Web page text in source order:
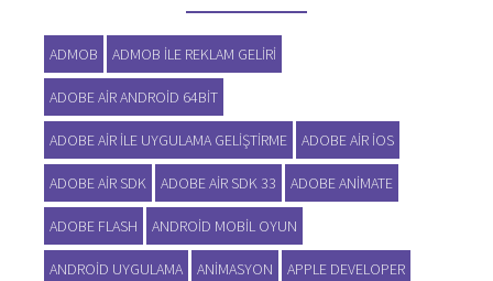
ADMOB ADMOB ILE REKLAM GELIRI
ADOBE AIR ANDROID 64BIT
ADOBE AIR ILE UYGULAMA GELIŞTIRME ADOBE AIR IOS
ADOBE AIR SDK ADOBE AIR SDK 33 ADOBE ANIMATE
ADOBE FLASH ANDROID MOBIL OYUN
ANDROID UYGULAMA ANIMASYON APPLE DEVELOPER